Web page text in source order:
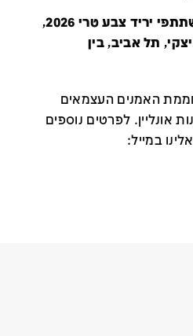
קטלוג זה מציג את כל משתתפי יריד צבע טרי 2026,
תל אביב, בין
האמנים העצמאים
אונליין. לפרטים נוספים
במייל: